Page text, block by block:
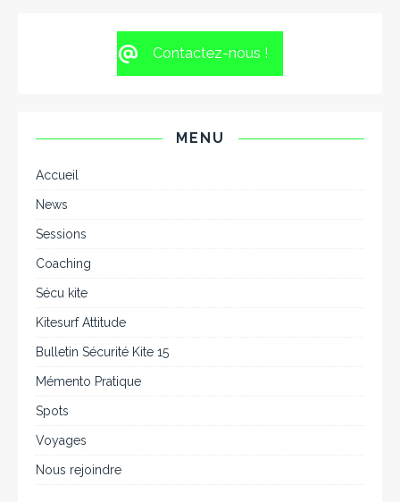
Contactez-nous !
MENU
Accueil
News
Sessions
Coaching
Sécu kite
Kitesurf Attitude
Bulletin Sécurité Kite 15
Mémento Pratique
Spots
Voyages
Nous rejoindre